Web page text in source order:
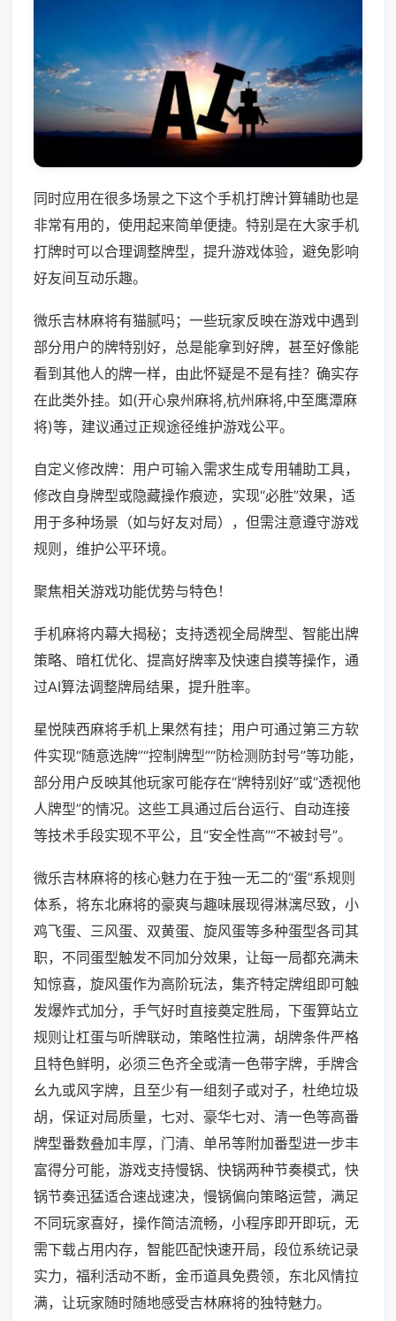
同时应用在很多场景之下这个手机打牌计算辅助也是
非常有用的，使用起来简单便捷。特别是在大家手机
打牌时可以合理调整牌型，提升游戏体验，避免影响
好友间互动乐趣。
微乐吉林麻将有猫腻吗；一些玩家反映在游戏中遇到
部分用户的牌特别好，总是能拿到好牌，甚至好像能
看到其他人的牌一样，由此怀疑是不是有挂？确实存
在此类外挂。如(开心泉州麻将,杭州麻将,中至鹰潭麻
将)等，建议通过正规途径维护游戏公平。
自定义修改牌：用户可输入需求生成专用辅助工具，
修改自身牌型或隐藏操作痕迹，实现“必胜”效果，适
用于多种场景（如与好友对局），但需注意遵守游戏
规则，维护公平环境。
聚焦相关游戏功能优势与特色！
手机麻将内幕大揭秘；支持透视全局牌型、智能出牌
策略、暗杠优化、提高好牌率及快速自摸等操作，通
过AI算法调整牌局结果，提升胜率。
星悦陕西麻将手机上果然有挂；用户可通过第三方软
件实现“随意选牌”“控制牌型”“防检测防封号”等功能，
部分用户反映其他玩家可能存在“牌特别好”或“透视他
人牌型”的情况。这些工具通过后台运行、自动连接
等技术手段实现不平公，且“安全性高”“不被封号”。
微乐吉林麻将的核心魅力在于独一无二的“蛋”系规则
体系，将东北麻将的豪爽与趣味展现得淋漓尽致，小
鸡飞蛋、三风蛋、双黄蛋、旋风蛋等多种蛋型各司其
职，不同蛋型触发不同加分效果，让每一局都充满未
知惊喜，旋风蛋作为高阶玩法，集齐特定牌组即可触
发爆炸式加分，手气好时直接奠定胜局，下蛋算站立
规则让杠蛋与听牌联动，策略性拉满，胡牌条件严格
且特色鲜明，必须三色齐全或清一色带字牌，手牌含
幺九或风字牌，且至少有一组刻子或对子，杜绝垃圾
胡，保证对局质量，七对、豪华七对、清一色等高番
牌型番数叠加丰厚，门清、单吊等附加番型进一步丰
富得分可能，游戏支持慢锅、快锅两种节奏模式，快
锅节奏迅猛适合速战速决，慢锅偏向策略运营，满足
不同玩家喜好，操作简洁流畅，小程序即开即玩，无
需下载占用内存，智能匹配快速开局，段位系统记录
实力，福利活动不断，金币道具免费领，东北风情拉
满，让玩家随时随地感受吉林麻将的独特魅力。